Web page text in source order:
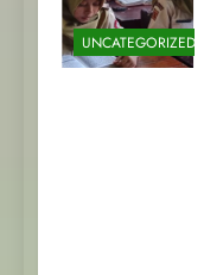
UNCATEGORIZED